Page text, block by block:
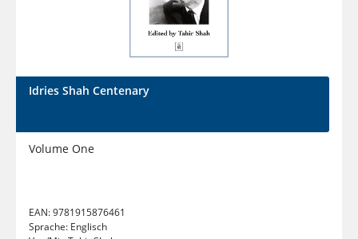
Idries Shah Centenary
Volume One
EAN:9781915876461
Sprache: Englisch